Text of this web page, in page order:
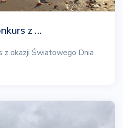
z …
z okazji Światowego Dnia